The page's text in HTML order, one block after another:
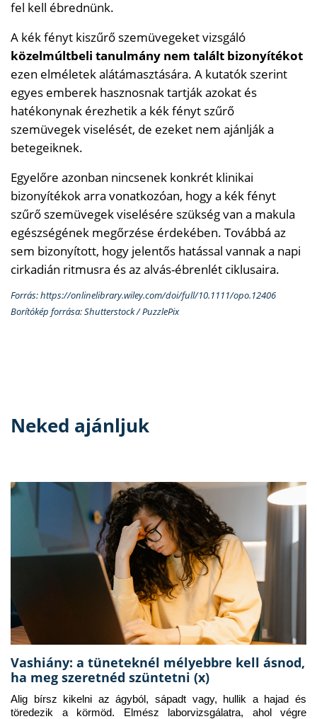
fel kell ébrednünk.
A kék fényt kiszűrő szemüvegeket vizsgáló
közelmúltbeli tanulmány nem talált bizonyítékot
ezen elméletek alátámasztására. A kutatók szerint
egyes emberek hasznosnak tartják azokat és
hatékonynak érezhetik a kék fényt szűrő
szemüvegek viselését, de ezeket nem ajánlják a
betegeiknek.
Egyelőre azonban nincsenek konkrét klinikai
bizonyítékok arra vonatkozóan, hogy a kék fényt
szűrő szemüvegek viselésére szükség van a makula
egészségének megőrzése érdekében. Továbbá az
sem bizonyított, hogy jelentős hatással vannak a napi
cirkadián ritmusra és az alvás-ébrenlét ciklusaira.
Forrás: https://onlinelibrary.wiley.com/doi/full/10.1111/opo.12406
Borítókép forrása: Shutterstock / PuzzlePix
Neked ajánljuk
Vashiány: a tüneteknél mélyebbre kell ásnod,
ha meg szeretnéd szüntetni (x)
Alig bírsz kikelni az ágyból, sápadt vagy, hullik a hajad és
töredezik a körmöd. Elmész laborvizsgálatra, ahol végre